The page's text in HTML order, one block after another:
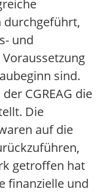
durchgeführt,
und
sind.
CGREAG die
Die
auf die
getroffen hat
finanzielle und